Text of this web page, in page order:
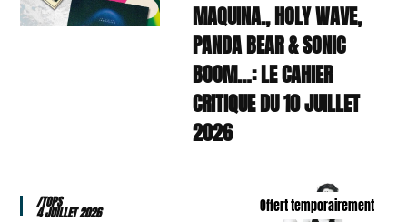
MAQUINA., HOLY WAVE,
PANDA BEAR & SONIC
BOOM…: LE CAHIER
CRITIQUE DU 10 JUILLET
2026
Offert temporairement
/TOPS
4 JUILLET 2026